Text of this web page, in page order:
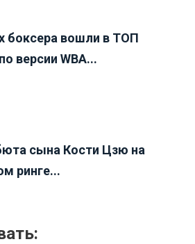
боксера вошли в ТОП
версии WBA...
сына Кости Цзю на
ринге...